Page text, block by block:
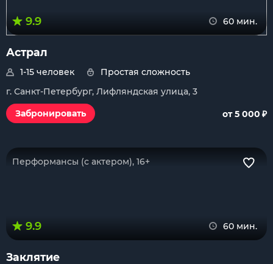
9.9 60 мин.
Астрал
1-15 человек
Простая сложность
г. Санкт-Петербург, Лифляндская улица, 3
Забронировать
от 5 000 ₽
Перформансы (с актером), 16+
9.9 60 мин.
Заклятие